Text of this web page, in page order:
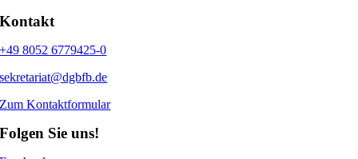
Kontakt
+49 8052 6779425-0
sekretariat@dgbfb.de
Zum Kontaktformular
Folgen Sie uns!